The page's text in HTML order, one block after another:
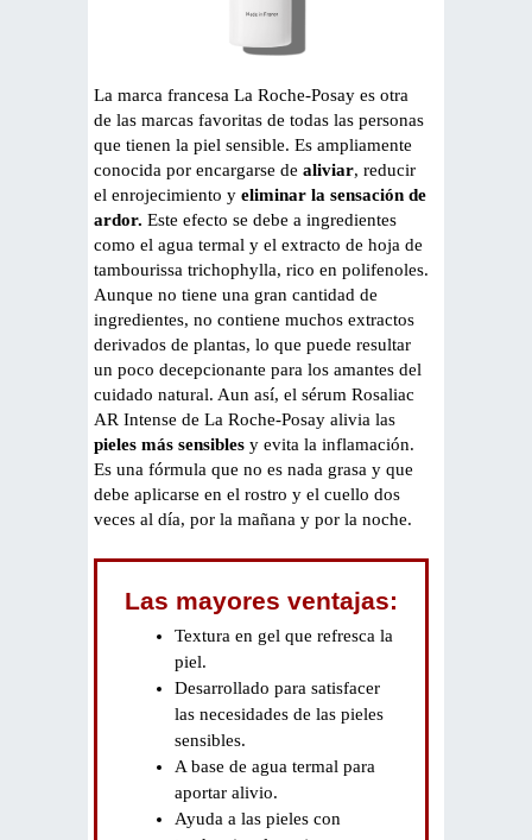
La marca francesa La Roche-Posay es otra
de las marcas favoritas de todas las personas
que tienen la piel sensible. Es ampliamente
conocida por encargarse de aliviar, reducir
el enrojecimiento y eliminar la sensación de
ardor. Este efecto se debe a ingredientes
como el agua termal y el extracto de hoja de
tambourissa trichophylla, rico en polifenoles.
Aunque no tiene una gran cantidad de
ingredientes, no contiene muchos extractos
derivados de plantas, lo que puede resultar
un poco decepcionante para los amantes del
cuidado natural. Aun así, el sérum Rosaliac
AR Intense de La Roche-Posay alivia las
pieles más sensibles y evita la inflamación.
Es una fórmula que no es nada grasa y que
debe aplicarse en el rostro y el cuello dos
veces al día, por la mañana y por la noche.
Las mayores ventajas:
Textura en gel que refresca la
piel.
Desarrollado para satisfacer
las necesidades de las pieles
sensibles.
A base de agua termal para
aportar alivio.
Ayuda a las pieles con